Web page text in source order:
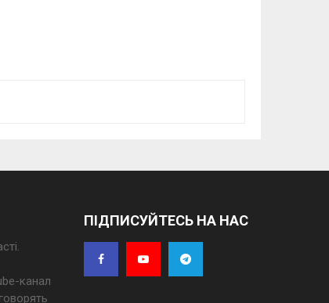
канал
ПІДПИСУЙТЕСЬ НА НАС